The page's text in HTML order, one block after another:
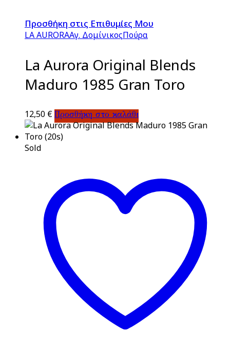
Προσθήκη στις Επιθυμίες Μου
LA AURORAΑγ. ΔομίνικοςΠούρα
La Aurora Original Blends
Maduro 1985 Gran Toro
12,50 € Προσθήκη στο καλάθι
Sold